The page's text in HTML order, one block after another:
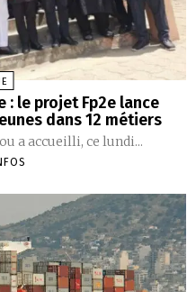
le projet Fp2e lance
dans 12 métiers
a accueilli, ce lundi...